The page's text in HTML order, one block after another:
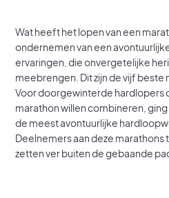
Wat heeft het lopen van een
ondernemen van een
ervaringen, die onvergetelijke
meebrengen. Dit zijn de vijf beste
Voor doorgewinterde hardlopers
marathon willen combineren,
de meest avontuurlijke
Deelnemers aan deze marathons
zetten ver buiten de gebaande